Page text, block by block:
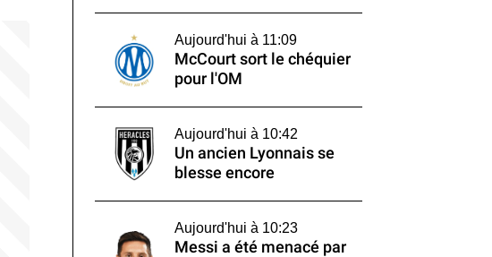
Aujourd'hui à 11:09
McCourt sort le chéquier
pour l'OM
Aujourd'hui à 10:42
Un ancien Lyonnais se
blesse encore
Aujourd'hui à 10:23
Messi a été menacé par